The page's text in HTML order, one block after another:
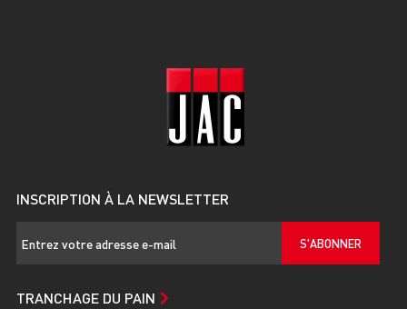
INSCRIPTION À LA NEWSLETTER
S'ABONNER
TRANCHAGE DU PAIN